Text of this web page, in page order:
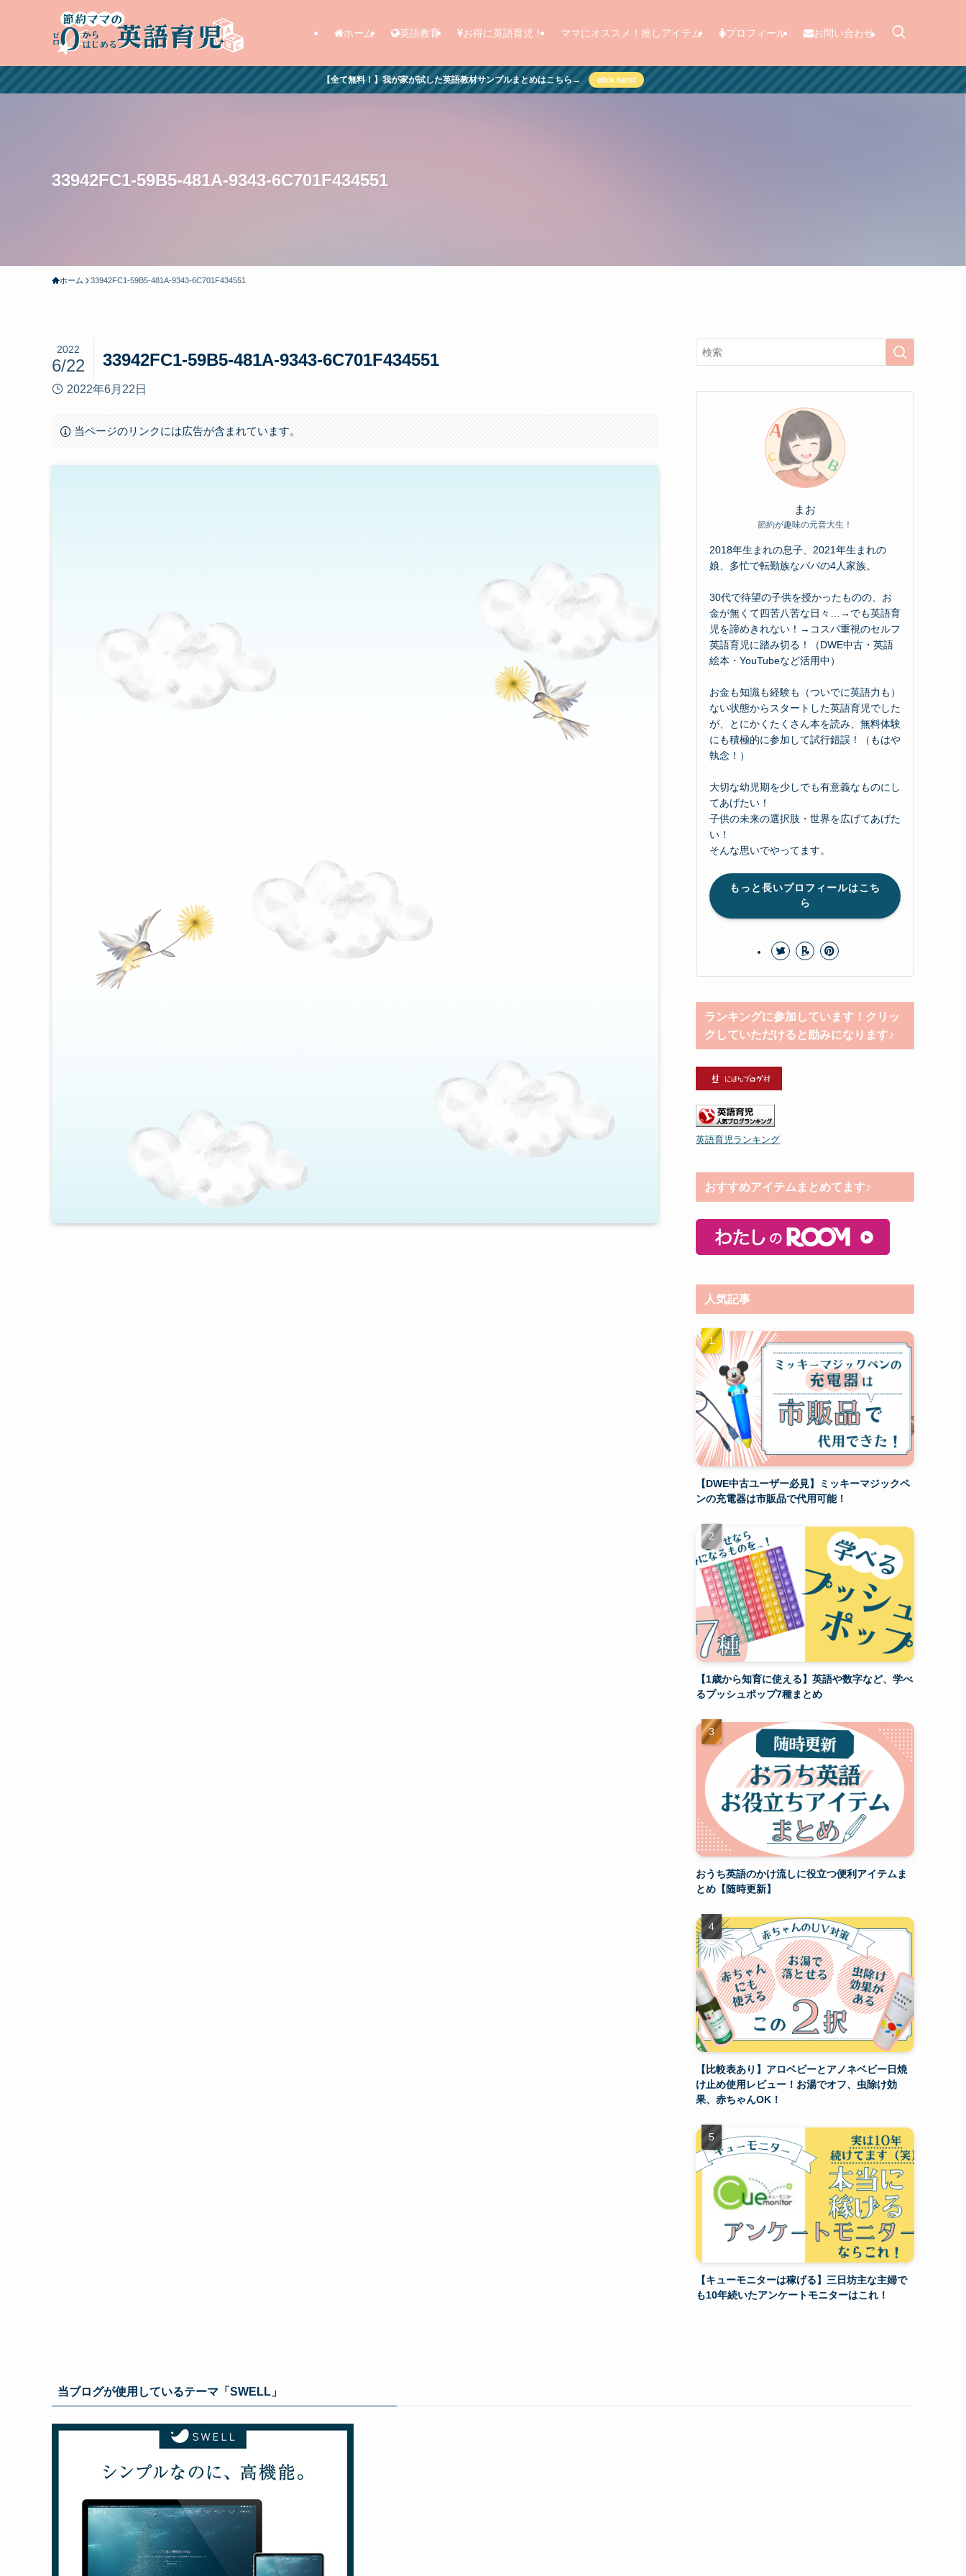
ホーム 英語教育 お得に英語育児！ ママにオススメ！推しアイテム プロフィール お問い合わせ
【全て無料！】我が家が試した英語教材サンプルまとめはこちら→ click here!
33942FC1-59B5-481A-9343-6C701F434551
ホーム 33942FC1-59B5-481A-9343-6C701F434551
33942FC1-59B5-481A-9343-6C701F434551
2022
6/22
2022年6月22日
当ページのリンクには広告が含まれています。
まお
節約が趣味の元音大生！
2018年生まれの息子、2021年生まれの
娘、多忙で転勤族なパパの4人家族。
30代で待望の子供を授かったものの、お
金が無くて四苦八苦な日々…→でも英語育
児を諦めきれない！→コスパ重視のセルフ
英語育児に踏み切る！（DWE中古・英語
絵本・YouTubeなど活用中）
お金も知識も経験も（ついでに英語力も）
ない状態からスタートした英語育児でした
が、とにかくたくさん本を読み、無料体験
にも積極的に参加して試行錯誤！（もはや
執念！）
大切な幼児期を少しでも有意義なものにし
てあげたい！
子供の未来の選択肢・世界を広げてあげた
い！
そんな思いでやってます。
もっと長いプロフィールはこち
ら
ランキングに参加しています！クリッ
クしていただけると励みになります♪
英語育児ランキング
おすすめアイテムまとめてます♪
人気記事
【DWE中古ユーザー必見】ミッキーマジックペ
ンの充電器は市販品で代用可能！
【1歳から知育に使える】英語や数字など、学べ
るプッシュポップ7種まとめ
おうち英語のかけ流しに役立つ便利アイテムま
とめ【随時更新】
【比較表あり】アロベビーとアノネベビー日焼
け止め使用レビュー！お湯でオフ、虫除け効
果、赤ちゃんOK！
【キューモニターは稼げる】三日坊主な主婦で
も10年続いたアンケートモニターはこれ！
当ブログが使用しているテーマ「SWELL」